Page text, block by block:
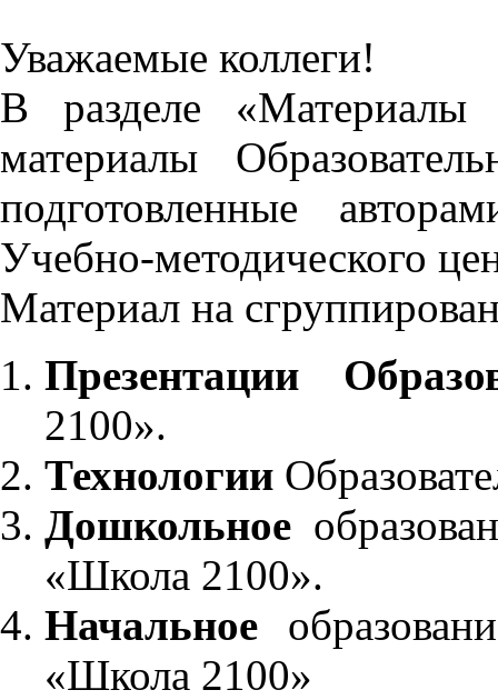
Уважаемые коллеги!
В разделе «Материалы
материалы
подготовленные
Учебно-методического
Материал на
Презентации
2100».
Технологии
Дошкольное
«Школа 2100».
Начальное
«Школа 2100»